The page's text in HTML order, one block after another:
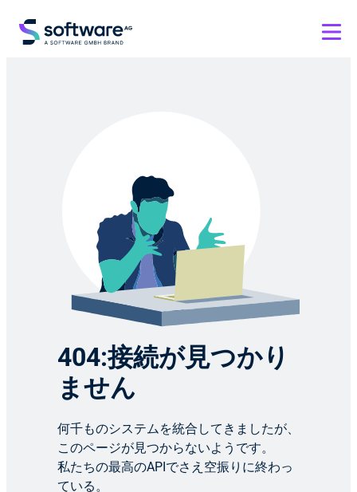
404:接続が見つかり
ません
何千ものシステムを統合してきましたが、
このページが見つからないようです。
私たちの最高のAPIでさえ空振りに終わっ
ている。